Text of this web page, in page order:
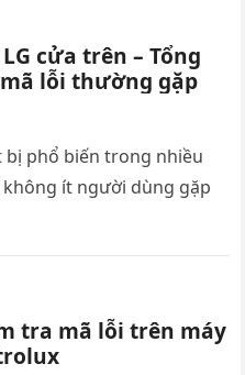
cửa trên – Tổng
lỗi thường gặp
bị phổ biến trong nhiều
không ít người dùng gặp
tra mã lỗi trên máy